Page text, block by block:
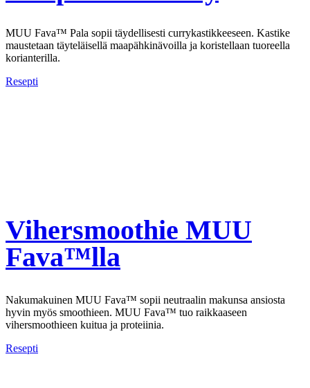
MUU Fava™ Pala sopii täydellisesti currykastikkeeseen. Kastike
maustetaan täyteläisellä maapähkinävoilla ja koristellaan tuoreella
korianterilla.
Resepti
Vihersmoothie MUU
Fava™lla
Nakumakuinen MUU Fava™ sopii neutraalin makunsa ansiosta
hyvin myös smoothieen. MUU Fava™ tuo raikkaaseen
vihersmoothieen kuitua ja proteiinia.
Resepti